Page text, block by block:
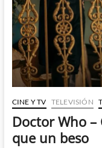
CINE Y TV TELEVISIÓN
Doctor Who –
que un beso